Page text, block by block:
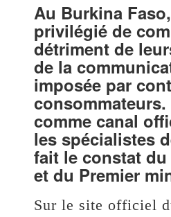
Au Burkina
privilégié de
détriment de
de la
imposée par
comme canal
les spécialistes
fait le constat
et du Premier
Sur le site officiel